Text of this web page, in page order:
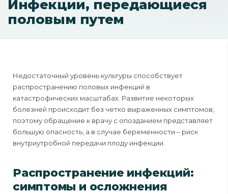
Инфекции, передающиеся
половым путем
Недостаточный уровень культуры способствует
распространению половых инфекций в
катастрофических масштабах. Развитие некоторых
болезней происходит без четко выраженных симптомов,
поэтому обращение к врачу с опозданием представляет
большую опасность, а в случае беременности – риск
внутриутробной передачи плоду инфекции.
Распространение инфекций:
симптомы и осложнения